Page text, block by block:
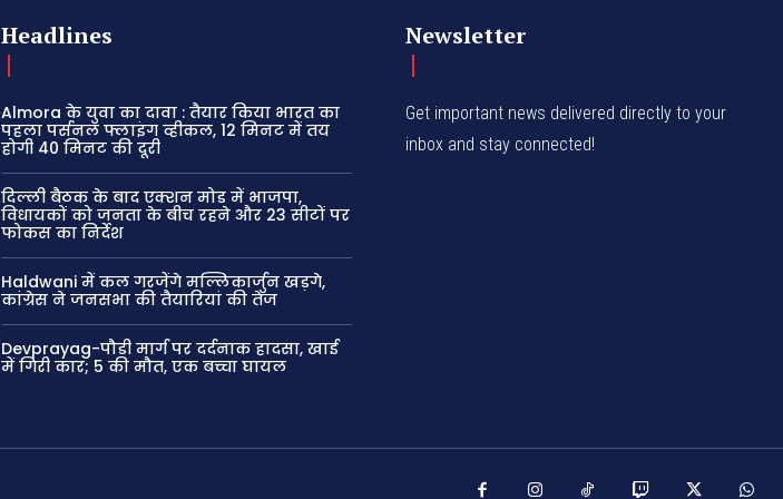
Headlines
Almora के युवा का दावा : तैयार किया भारत का
पहला पर्सनल फ्लाइंग व्हीकल, 12 मिनट में तय
होगी 40 मिनट की दूरी
दिल्ली बैठक के बाद एक्शन मोड में भाजपा,
विधायकों को जनता के बीच रहने और 23 सीटों पर
फोकस का निर्देश
Haldwani में कल गरजेंगे मल्लिकार्जुन खड़गे,
कांग्रेस ने जनसभा की तैयारियां की तेज
Devprayag-पौड़ी मार्ग पर दर्दनाक हादसा, खाई
में गिरी कार; 5 की मौत, एक बच्चा घायल
Newsletter
Get important news delivered directly to your
inbox and stay connected!